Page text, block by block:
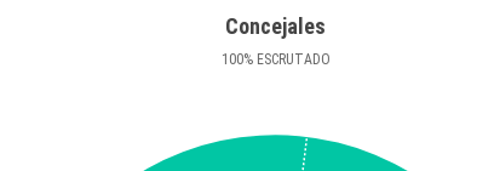
Concejales
100%ESCRUTADO